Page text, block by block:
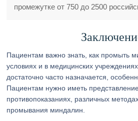
промежутке от 750 до 2500
Пациентам важно знать, как промыть
условиях и в медицинских
достаточно часто назначается,
Пациентам нужно иметь
противопоказаниях, различных
промывания миндалин.